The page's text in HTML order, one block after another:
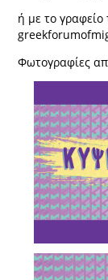
ή με το
Φωτογραφίες